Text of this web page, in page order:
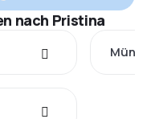
nach Pristina